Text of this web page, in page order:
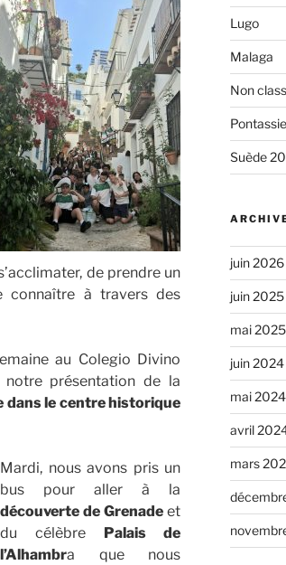
de prendre un
connaître à travers des
au Colegio Divino
présentation de la
dans le centre historique
Mardi, nous avons pris un
bus pour aller à la
découverte de Grenadeet
du célèbrePalais de
l’Alhambra que nous
Lugo
Malaga
Non
Suède
juin 2026
juin 2025
mai 2025
juin 2024
mai 2024
avril
mars